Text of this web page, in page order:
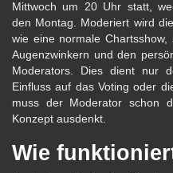
Mittwoch um 20 Uhr statt,
den Montag. Moderiert wird
wie eine normale
Augenzwinkern und den
Moderators. Dies dient nur
Einfluss auf das Voting oder
muss der Moderator schon
Konzept ausdenkt.
Wie